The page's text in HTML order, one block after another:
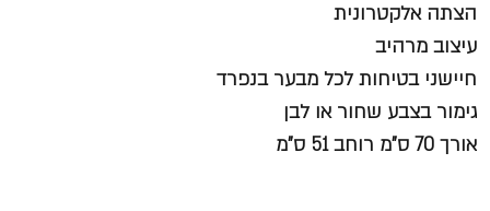
הצתה אלקטרונית
עיצוב מרהיב
חיישני בטיחות לכל מבער בנפרד
גימור בצבע שחור או לבן
אורך 70 ס"מ רוחב 51 ס"מ